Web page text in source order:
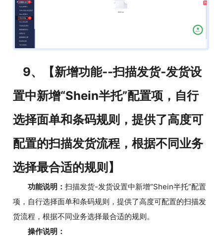
9、【新增功能--扫描发货-发货设
置中新增“Shein半托”配置项，自行
选择面单和条码规则，提供了高度可
配置的扫描发货流程，根据不同业务
选择最合适的规则】
功能说明： 扫描发货-发货设置中新增“Shein半托”配置
项，自行选择面单和条码规则，提供了高度可配置的扫描发
货流程，根据不同业务选择最合适的规则。
操作说明：